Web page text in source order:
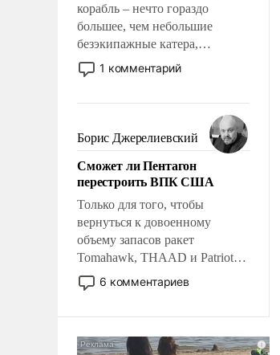
корабль – нечто гораздо
большее, чем небольшие
безэкипажные катера,
применение которых уже
стало обыденностью. Задача по
сложна и амбициозна. Однако
и ее реализация радикально
поднимет наши боевые
возможности.
1 комментарий
Борис Джерелиевский
Сможет ли Пентагон
перестроить ВПК США
Только для того, чтобы
вернуться к довоенному
объему запасов ракет
Tomahawk, THAAD и Patriot
США потребуется более трех
лет. Даже небольшая война с
Сложившаяся ситуация
6 комментариев